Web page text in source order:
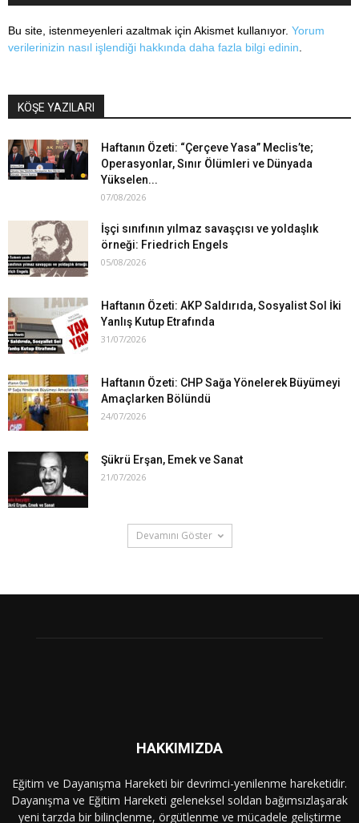
Bu site, istenmeyenleri azaltmak için Akismet kullanıyor. Yorum
verilerinizin nasıl işlendiği hakkında daha fazla bilgi edinin
KÖŞE YAZILARI
Haftanın Özeti: “Çerçeve Yasa” Meclis’te;
Operasyonlar, Sınır Ölümleri ve Dünyada
Yükselen...
07/08/2026
İşçi sınıfının yılmaz savaşçısı ve yoldaşlık
örneği: Friedrich Engels
05/08/2026
Haftanın Özeti: AKP Saldırıda, Sosyalist Sol İki
Yanlış Kutup Etrafında
31/07/2026
Haftanın Özeti: CHP Sağa Yönelerek Büyümeyi
Amaçlarken Bölündü
24/07/2026
Şükrü Erşan, Emek ve Sanat
21/07/2026
Devamını Göster
HAKKIMIZDA
Eğitim ve Dayanışma Hareketi bir devrimci-yenilenme hareketidir.
Dayanışma ve Eğitim Hareketi geleneksel soldan bağımsızlaşarak
yeni tarzda bir bilinçlenme, örgütlenme ve mücadele geliştirme